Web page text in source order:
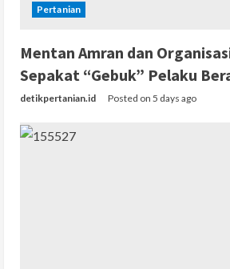
Pertanian
Mentan Amran dan
Sepakat “Gebuk” Pelaku
detikpertanian.id Posted on 5 days ago